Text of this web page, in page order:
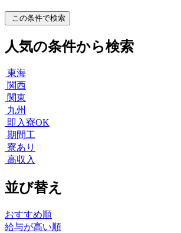
この条件で検索
人気の条件から検索
東海
関西
関東
九州
即入寮OK
期間工
寮あり
高収入
並び替え
おすすめ順
給与が高い順